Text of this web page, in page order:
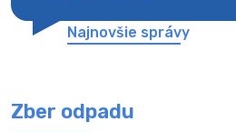
Najnovšie správy
Zber odpadu